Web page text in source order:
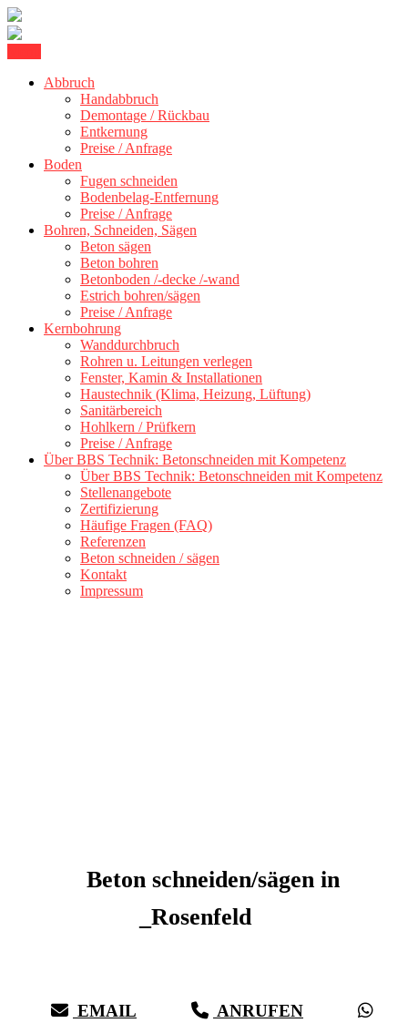
content
BBS Technik GmbH
300 kmAbbruch
Handabbruch
Demontage / Rückbau
Entkernung
Preise / Anfrage
Boden
Fugen schneiden
Bodenbelag-Entfernung
Preise / Anfrage
Bohren, Schneiden, Sägen
Beton sägen
Beton bohren
Betonboden /-decke /-wand
Estrich bohren/sägen
Preise / Anfrage
Kernbohrung
Wanddurchbruch
Rohren u. Leitungen verlegen
Fenster, Kamin & Installationen
Haustechnik (Klima, Heizung, Lüftung)
Sanitärbereich
Hohlkern / Prüfkern
Preise / Anfrage
Über BBS Technik: Betonschneiden mit Kompetenz
Über BBS Technik: Betonschneiden mit Kompetenz
Stellenangebote
Zertifizierung
Häufige Fragen (FAQ)
Referenzen
Beton schneiden / sägen
Kontakt
Impressum
Beton schneiden/sägen in
_Rosenfeld
EMAIL ANRUFEN